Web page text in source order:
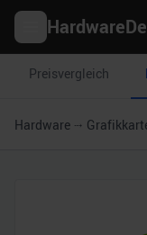
Preisvergleich
Hardware